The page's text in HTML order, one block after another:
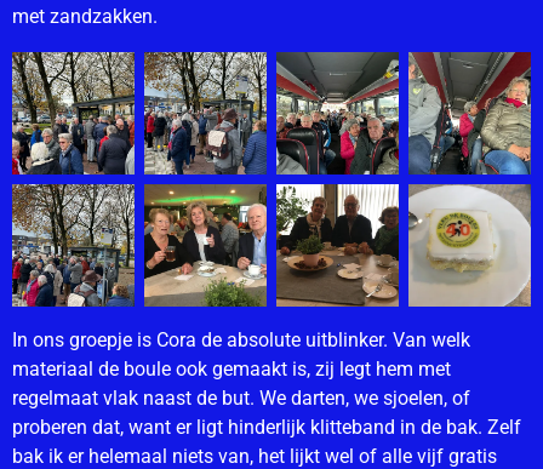
met zandzakken.
In ons groepje is Cora de absolute uitblinker. Van welk
materiaal de boule ook gemaakt is, zij legt hem met
regelmaat vlak naast de but. We darten, we sjoelen, of
proberen dat, want er ligt hinderlijk klitteband in de bak. Zelf
bak ik er helemaal niets van, het lijkt wel of alle vijf gratis